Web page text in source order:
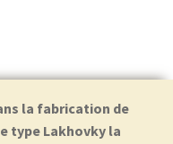
la fabrication de
type Lakhovky la